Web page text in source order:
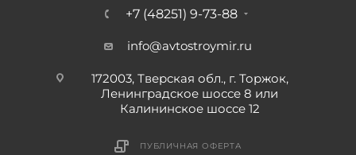
+7 (48251) 9-73-88
info@avtostroymir.ru
172003, Тверская обл., г. Торжок,
Ленинградское шоссе 8 или
Калининское шоссе 12
ПУБЛИЧНАЯ ОФЕРТА